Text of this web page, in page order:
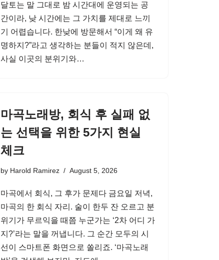
달토는 말 그대로 밤 시간대에 운영되는 공
간이라, 낮 시간에는 그 가치를 제대로 느끼
기 어렵습니다. 한낮에 방문해서 “이게 왜 유
명하지?”라고 생각하는 분들이 적지 않은데,
사실 이곳의 분위기와…
마곡노래방, 회식 후 실패 없
는 선택을 위한 5가지 현실
체크
by Harold Ramirez August 5, 2026
마곡에서 회식, 그 후가 문제다 금요일 저녁,
마곡의 한 회식 자리. 술이 한두 잔 오르고 분
위기가 무르익을 때쯤 누군가는 ‘2차 어디 가
지?’라는 말을 꺼냅니다. 그 순간 모두의 시
선이 스마트폰 화면으로 쏠리죠. ‘마곡노래